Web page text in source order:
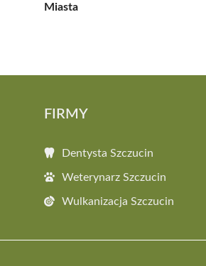
Miasta
FIRMY
Dentysta Szczucin
Weterynarz Szczucin
Wulkanizacja Szczucin